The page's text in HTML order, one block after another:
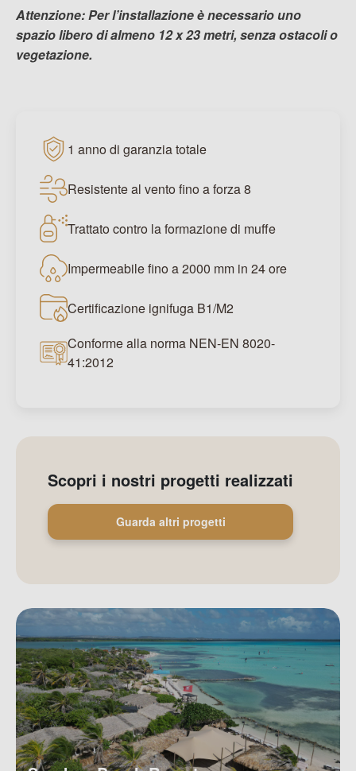
Attenzione: Per l’installazione è necessario uno
spazio libero di almeno 12 x 23 metri, senza ostacoli o
vegetazione.
1 anno di garanzia totale
Resistente al vento fino a forza 8
Trattato contro la formazione di muffe
Impermeabile fino a 2000 mm in 24 ore
Certificazione ignifuga B1/M2
Conforme alla norma NEN-EN 8020-
41:2012
Scopri i nostri progetti realizzati
Guarda altri progetti